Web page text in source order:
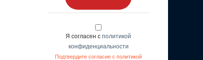
Я согласен с политикой
конфиденциальности
Подтвердите согласие с политикой